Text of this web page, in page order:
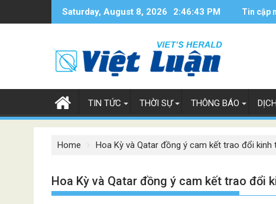
Saturday, August 8, 2026 2:46:44 PM Tin cập
TIN TỨC THỜI SỰ THÔNG BÁO
Home Hoa Kỳ và Qatar đồng ý cam kết trao đổi kinh
Hoa Kỳ và Qatar đồng ý cam kết trao đổi